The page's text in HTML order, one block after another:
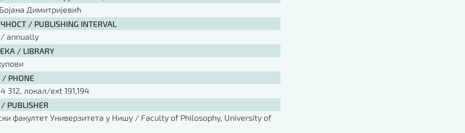
Димитријевић
/ PUBLISHING INTERVAL
annually
/ LIBRARY
PHONE
312, локал/ext 191,194
факултет Универзитета у Нишу / Faculty of Philosophy, University of